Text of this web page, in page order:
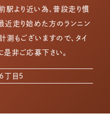
駅より近い為、普段走り慣
近走り始めた方のランニン
測もございますので、タイ
非ご応募下さい。
丁目５